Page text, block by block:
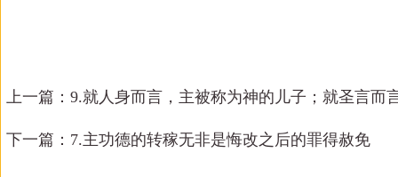
上一篇： 9.就人身而言，主被称为神的儿子；就圣言而
下一篇： 7.主功德的转稼无非是悔改之后的罪得赦免